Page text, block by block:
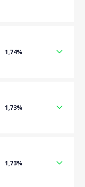
1,74%
1,73%
1,73%